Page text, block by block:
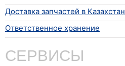
Доставка запчастей в Казахстан
Ответственное хранение
СЕРВИСЫ